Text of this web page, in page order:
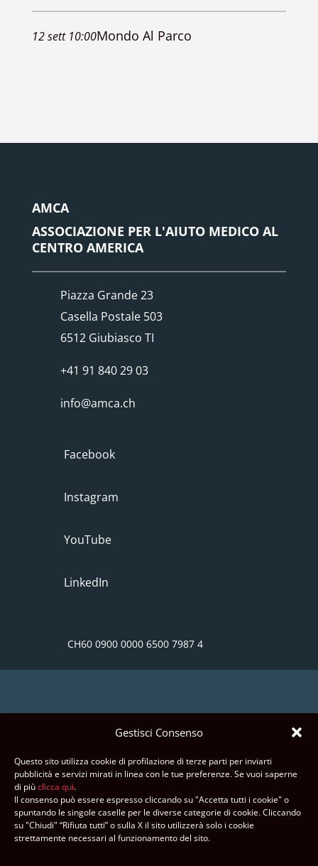
Gestisci Consenso
Questo sito utilizza cookie di profilazione di terze parti per inviarti
pubblicità e servizi mirati in linea con le tue preferenze. Se vuoi saperne
di piùclicca qui.
Il consenso può essere espresso cliccando su "Accetta tutti i cookie" o
spuntando le singole caselle per le diverse categorie di cookie. Cliccando
su "Chiudi" “Rifiuta tutti” o sulla X il sito utilizzerà solo i cookie
strettamente necessari al funzionamento del sito.
12sett 10:00Mondo Al Parco
AMCA
ASSOCIAZIONE PER L'AIUTO MEDICO AL
CENTRO AMERICA
Piazza Grande 23
Casella Postale 503
6512 Giubiasco TI
+41 91 840 29 03
info@amca.ch
Facebook
Instagram
YouTube
LinkedIn
CH60 0900 0000 6500 7987 4
CREDITI E RINGRAZIAMENTI
Fotografie:
Max Pedrazzini, Djamila Augustoni, AMCA
Website design: advancedweb.ch